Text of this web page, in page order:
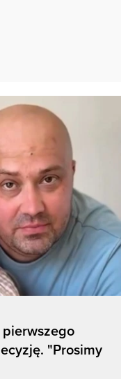
"Prosimy